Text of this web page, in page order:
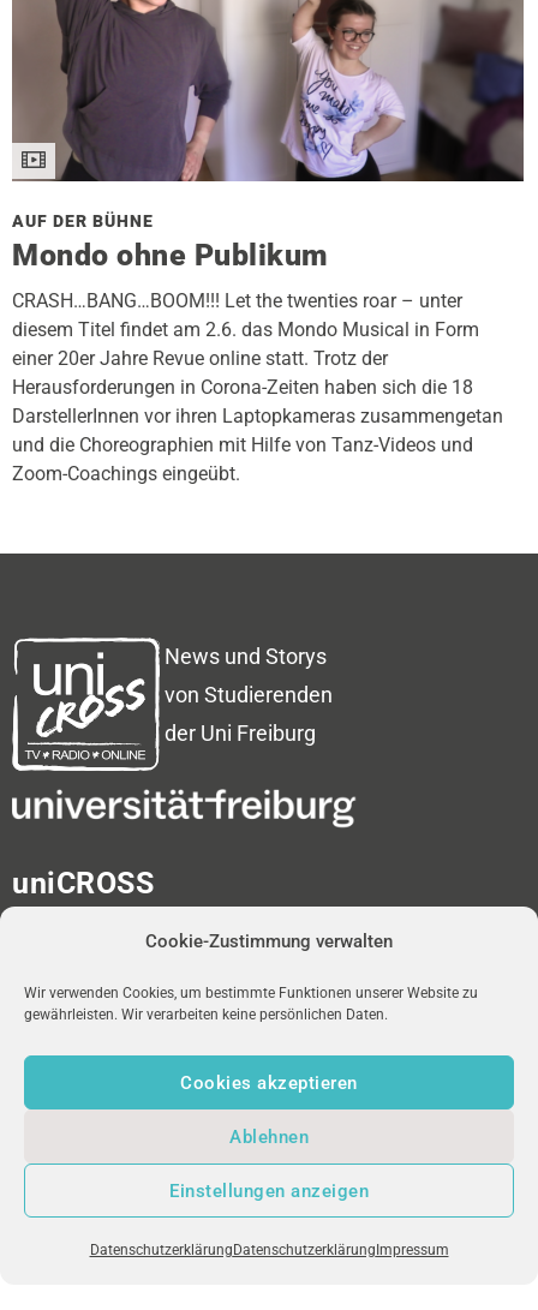
Cookie-Zustimmung verwalten
Wir verwenden Cookies, um bestimmte Funktionen unserer Website zu
gewährleisten. Wir verarbeiten keine persönlichen Daten.
Cookies akzeptieren
Ablehnen
Einstellungen anzeigen
Datenschutzerklärung Datenschutzerklärung Impressum
AUF DER BÜHNE
Mondo ohne Publikum
CRASH…BANG…BOOM!!! Let the twenties roar – unter
diesem Titel findet am 2.6. das Mondo Musical in Form
einer 20er Jahre Revue online statt. Trotz der
Herausforderungen in Corona-Zeiten haben sich die 18
DarstellerInnen vor ihren Laptopkameras zusammengetan
und die Choreographien mit Hilfe von Tanz-Videos und
Zoom-Coachings eingeübt.
News und Storys
von Studierenden
der Uni Freiburg
uniCROSS
Albert-Ludwigs-Universität
UniversitätsbibliothekMedienzentrum
Platz der Universität 2
redaktion-unicross[at]ub.uni-freiburg.de